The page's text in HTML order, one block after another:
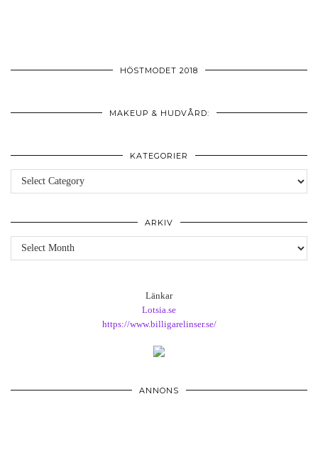
HÖSTMODET 2018
MAKEUP & HUDVÅRD:
KATEGORIER
Kategorier
ARKIV
Arkiv
Länkar
Lotsia.se
https://www.billigarelinser.se/
ANNONS